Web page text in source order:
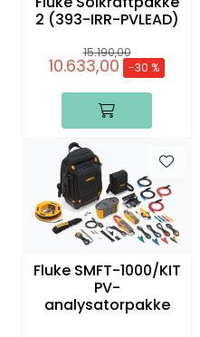
2 (393-IRR-PVLEAD)
15.190,00
10.633,00 -30 %
Fluke SMFT-1000/KIT
PV-
analysatorpakke